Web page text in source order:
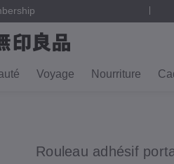
Voyage Nourriture
Rouleau adhésif